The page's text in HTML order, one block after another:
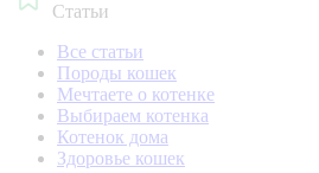
Статьи
Все статьи
Породы кошек
Мечтаете о котенке
Выбираем котенка
Котенок дома
Здоровье кошек